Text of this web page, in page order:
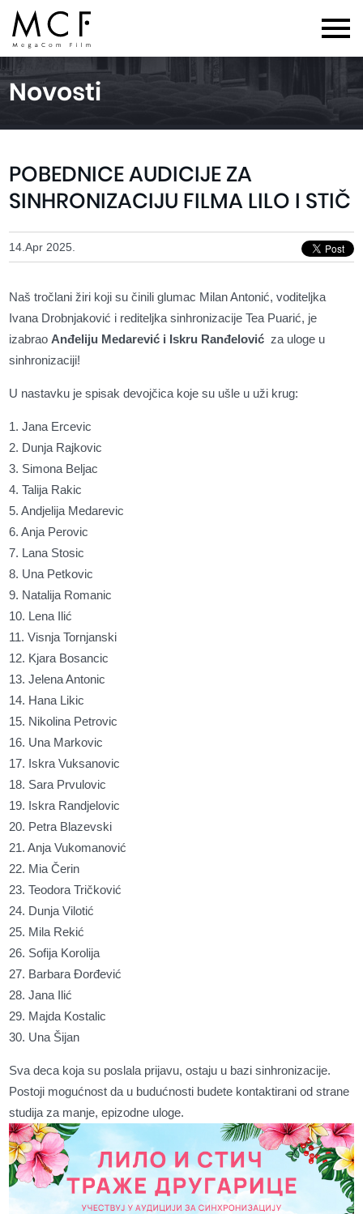
Novosti
POBEDNICE AUDICIJE ZA
SINHRONIZACIJU FILMA LILO I STIČ
14.Apr 2025.
Naš tročlani žiri koji su činili glumac Milan Antonić, voditeljka
Ivana Drobnjaković i rediteljka sinhronizacije Tea Puarić, je
izabrao Anđeliju Medarević i Iskru Ranđelović za uloge u
sinhronizaciji!
U nastavku je spisak devojčica koje su ušle u uži krug:
1. Jana Ercevic
2. Dunja Rajkovic
3. Simona Beljac
4. Talija Rakic
5. Andjelija Medarevic
6. Anja Perovic
7. Lana Stosic
8. Una Petkovic
9. Natalija Romanic
10. Lena Ilić
11. Visnja Tornjanski
12. Kjara Bosancic
13. Jelena Antonic
14. Hana Likic
15. Nikolina Petrovic
16. Una Markovic
17. Iskra Vuksanovic
18. Sara Prvulovic
19. Iskra Randjelovic
20. Petra Blazevski
21. Anja Vukomanović
22. Mia Čerin
23. Teodora Tričković
24. Dunja Vilotić
25. Mila Rekić
26. Sofija Korolija
27. Barbara Ðorđević
28. Jana Ilić
29. Majda Kostalic
30. Una Šijan
Sva deca koja su poslala prijavu, ostaju u bazi sinhronizacije.
Postoji mogućnost da u budućnosti budete kontaktirani od strane
studija za manje, epizodne uloge.